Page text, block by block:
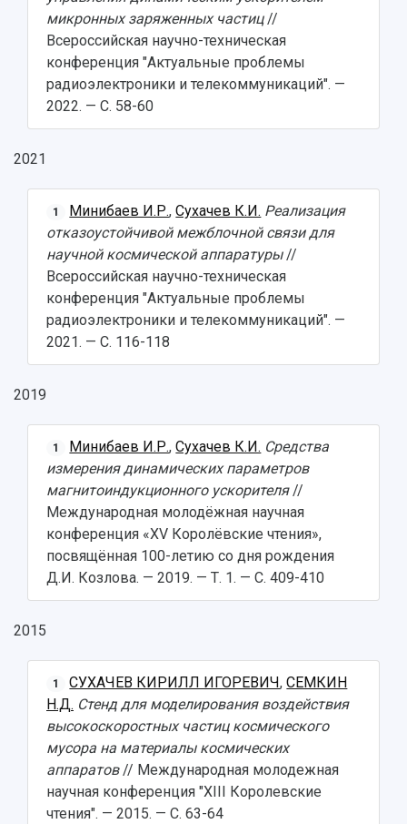
микронных заряженных частиц//
Всероссийская научно-техническая
конференция "Актуальные проблемы
радиоэлектроники и телекоммуникаций". —
2022. — С. 58-60
2021
1 Минибаев И.Р.,Сухачев К.И. Реализация
отказоустойчивой межблочной связи для
научной космической аппаратуры//
Всероссийская научно-техническая
конференция "Актуальные проблемы
радиоэлектроники и телекоммуникаций". —
2021. — С. 116-118
2019
1 Минибаев И.Р.,Сухачев К.И. Средства
измерения динамических параметров
магнитоиндукционного ускорителя//
Международная молодёжная научная
конференция «XV Королёвские чтения»,
посвящённая 100-летию со дня рождения
Д.И. Козлова. — 2019. — Т. 1. — С. 409-410
2015
1 СУХАЧЕВ КИРИЛЛ ИГОРЕВИЧ,СЕМКИН
Н.Д. Стенд для моделирования воздействия
высокоскоростных частиц космического
мусора на материалы космических
аппаратов// Международная молодежная
научная конференция "XIII Королевские
чтения". — 2015. — С. 63-64